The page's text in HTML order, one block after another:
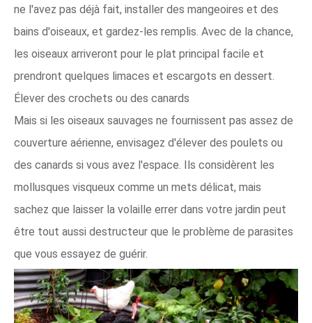
ne l'avez pas déjà fait, installer des mangeoires et des
bains d'oiseaux, et gardez-les remplis. Avec de la chance,
les oiseaux arriveront pour le plat principal facile et
prendront quelques limaces et escargots en dessert.
Élever des crochets ou des canards
Mais si les oiseaux sauvages ne fournissent pas assez de
couverture aérienne, envisagez d'élever des poulets ou
des canards si vous avez l'espace. Ils considèrent les
mollusques visqueux comme un mets délicat, mais
sachez que laisser la volaille errer dans votre jardin peut
être tout aussi destructeur que le problème de parasites
que vous essayez de guérir.